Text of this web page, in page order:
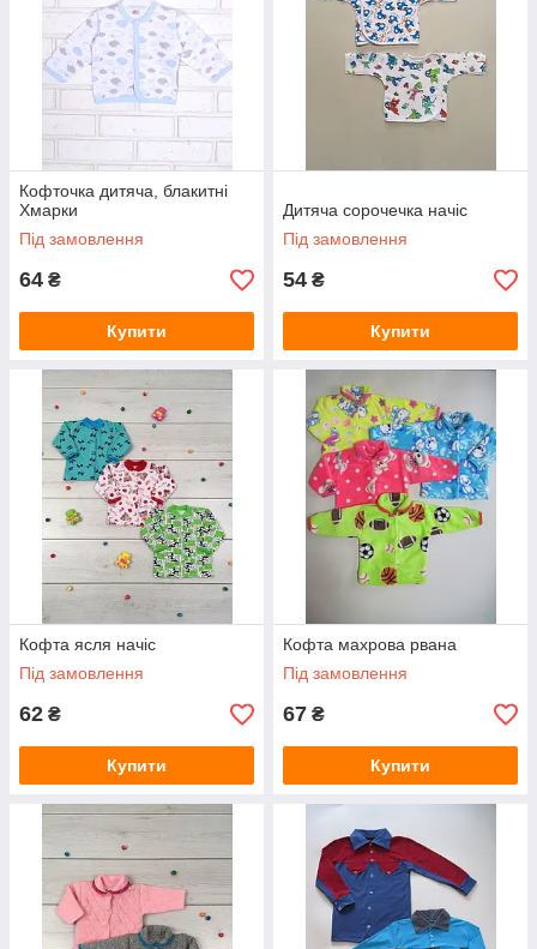
Кофточка дитяча, блакитні
Хмарки
Під замовлення
64 ₴
Купити
Дитяча сорочечка начіс
Під замовлення
54 ₴
Купити
Кофта ясля начіс
Під замовлення
62 ₴
Купити
Кофта махрова рвана
Під замовлення
67 ₴
Купити